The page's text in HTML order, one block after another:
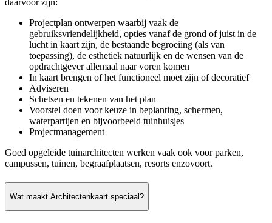
daarvoor zijn:
Projectplan ontwerpen waarbij vaak de
gebruiksvriendelijkheid, opties vanaf de grond of juist in de
lucht in kaart zijn, de bestaande begroeiing (als van
toepassing), de esthetiek natuurlijk en de wensen van de
opdrachtgever allemaal naar voren komen
In kaart brengen of het functioneel moet zijn of decoratief
Adviseren
Schetsen en tekenen van het plan
Voorstel doen voor keuze in beplanting, schermen,
waterpartijen en bijvoorbeeld tuinhuisjes
Projectmanagement
Goed opgeleide tuinarchitecten werken vaak ook voor parken,
campussen, tuinen, begraafplaatsen, resorts enzovoort.
Wat maakt Architectenkaart speciaal?